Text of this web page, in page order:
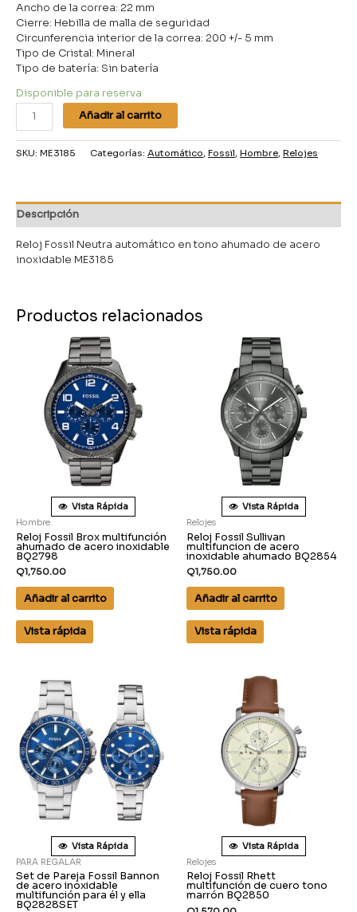
Ancho de la correa: 22 mm
Cierre: Hebilla de malla de seguridad
Circunferencia interior de la correa: 200 +/- 5 mm
Tipo de Cristal: Mineral
Tipo de batería: Sin batería
Disponible para reserva
Añadir al carrito
SKU: ME3185 Categorías: Automático, Fossil, Hombre, Relojes
Descripción
Reloj Fossil Neutra automático en tono ahumado de acero
inoxidable ME3185
Productos relacionados
Vista Rápida
Hombre
Reloj Fossil Brox multifunción
ahumado de acero inoxidable
BQ2798
Q1,750.00
Añadir al carrito
Vista rápida
Vista Rápida
Relojes
Reloj Fossil Sullivan
multifuncion de acero
inoxidable ahumado BQ2854
Q1,750.00
Añadir al carrito
Vista rápida
Vista Rápida
PARA REGALAR
Set de Pareja Fossil Bannon
de acero inoxidable
multifunción para él y ella
BQ2828SET
Vista Rápida
Relojes
Reloj Fossil Rhett
multifunción de cuero tono
marrón BQ2850